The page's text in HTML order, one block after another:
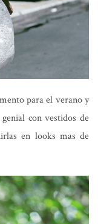
para el verano y
con vestidos de
en looks mas de